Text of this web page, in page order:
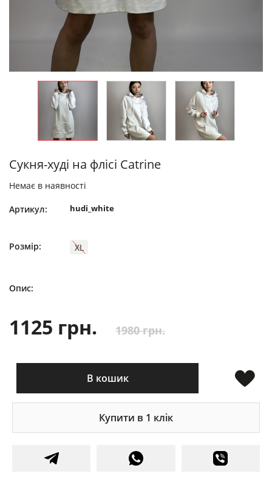
Сукня-худі на флісі Catrine
Немає в наявності
Артикул: hudi_white
Розмір: XL
Опис:
1125 грн. 1980 грн.
В кошик
Купити в 1 клік